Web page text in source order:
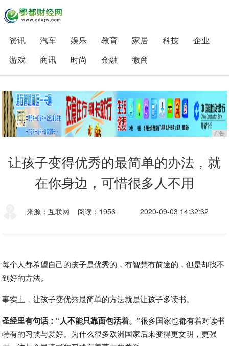
资讯 汽车 娱乐 教育 家居 科技
企业
游戏
商讯 时尚 金融 微商
广告
让孩子变得优秀的最简单的办法，就
在你身边，可惜很多人不用
来源：互联网 阅读：1956 2020-09-03 14:32:32
每个人都希望自己的孩子是优秀的，有智慧有前途的，但是却找不
到好的方法。
事实上，让孩子变优秀最简单的方法就是让孩子多读书。
圣经里有句话：“人不能只靠面包活着。”很多国家也都有着对读书
特有的习惯与爱好。为什么很多欧洲国家后来变得更文明，更强